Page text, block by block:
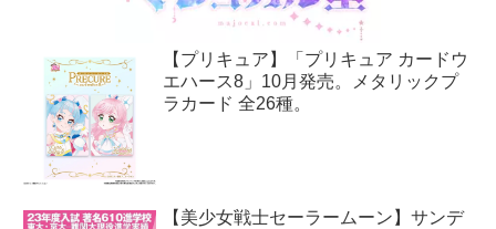
【プリキュア】「プリキュア カードウ
エハース8」10月発売。メタリックプ
ラカード 全26種。
【美少女戦士セーラームーン】サンデ